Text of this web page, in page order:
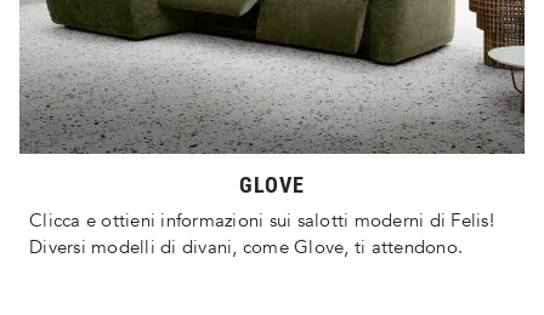
GLOVE
Clicca e ottieni informazioni sui salotti moderni di Felis!
Diversi modelli di divani, come Glove, ti attendono.